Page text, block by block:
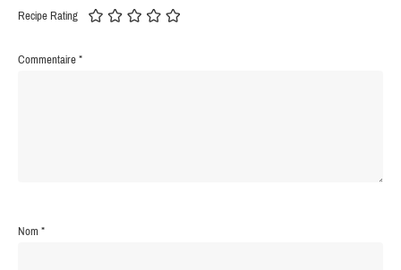
Recipe Rating
Commentaire*
Nom*